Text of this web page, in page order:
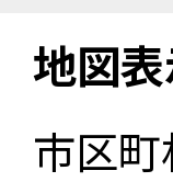
地図
市区